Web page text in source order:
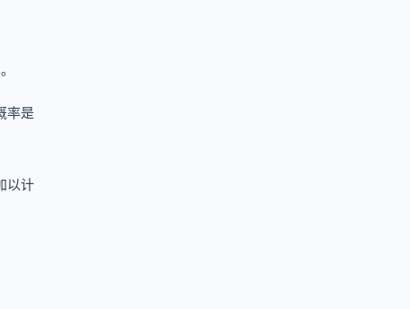
率是
以计